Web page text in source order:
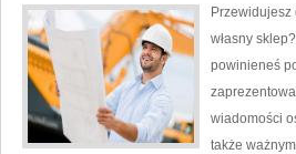
Przewidujesz
własny
powinieneś
wiadomości
także